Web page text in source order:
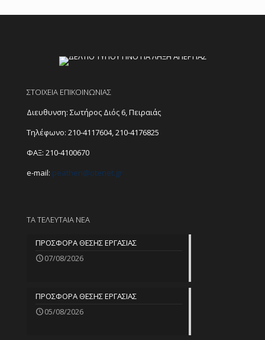
ΣΤΟΙΧΕΙΑ ΕΠΙΚΟΙΝΩΝΙΑΣ
Διευθυνση: Σωτήρος Διός 6, Πειραιάς
Τηλέφωνο: 210-4117604,210-4176825
ΦΑΞ: 210-4100670
e-mail: peathen@otenet.gr
ΤΑ ΤΕΛΕΥΤΑΙΑ ΝΕΑ
ΠΡΟΣΦΟΡΑ ΘΕΣΗΣ ΕΡΓΑΣΙΑΣ
07/08/2026
ΠΡΟΣΦΟΡΑ ΘΕΣΗΣ ΕΡΓΑΣΙΑΣ
05/08/2026